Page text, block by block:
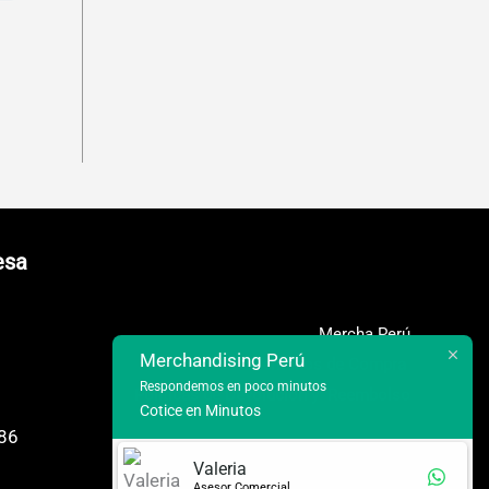
Mercha Perú
Terminos de Compra
Políticas de Devolución y Reembolso
Merchandising Perú
Respondemos en poco minutos
Cotice en Minutos
Valeria